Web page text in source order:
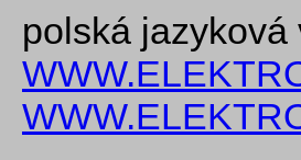
polská jazyková